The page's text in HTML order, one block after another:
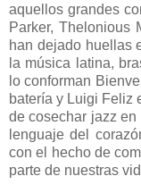
aquellos grandes
Parker, Thelonious
han dejado huellas
la música latina,
lo conforman
batería y Luigi Feliz
de cosechar jazz en
lenguaje del
con el hecho de
parte de nuestras